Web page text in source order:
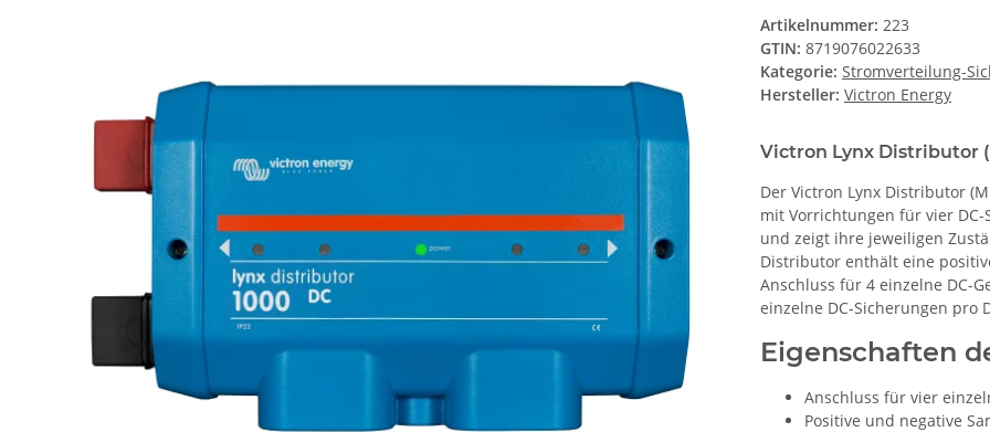
Artikelnummer: 223
GTIN: 8719076022633
Kategorie: Stromverteilung-
Hersteller: Victron Energy
Victron Lynx Distributor
Der Victron Lynx Distributor
mit Vorrichtungen für vier
und zeigt ihre jeweiligen
Distributor enthält eine
Anschluss für 4 einzelne DC-
einzelne DC-Sicherungen pro
Eigenschaften
Anschluss für vier
Positive und negative